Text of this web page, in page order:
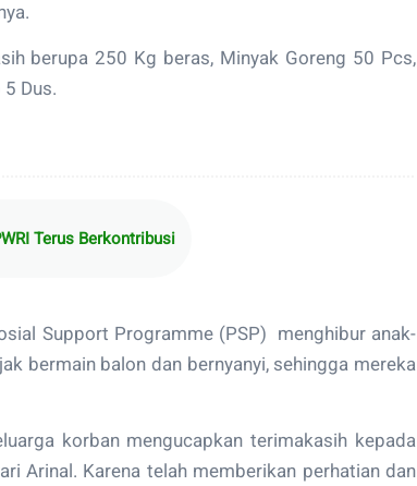
berupa 250 Kg beras, Minyak Goreng 50 Pcs,
Dus.
Terus Berkontribusi
Support Programme (PSP) menghibur anak-
bermain balon dan bernyanyi, sehingga mereka
korban mengucapkan terimakasih kepada
Arinal. Karena telah memberikan perhatian dan